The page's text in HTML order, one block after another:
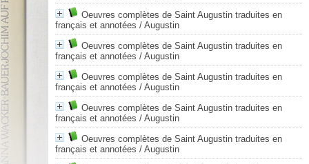
Oeuvres complètes de Saint Augustin traduites en
français et annotées / Augustin
Oeuvres complètes de Saint Augustin traduites en
français et annotées / Augustin
Oeuvres complètes de Saint Augustin traduites en
français et annotées / Augustin
Oeuvres complètes de Saint Augustin traduites en
français et annotées / Augustin
Oeuvres complètes de Saint Augustin traduites en
français et annotées / Augustin